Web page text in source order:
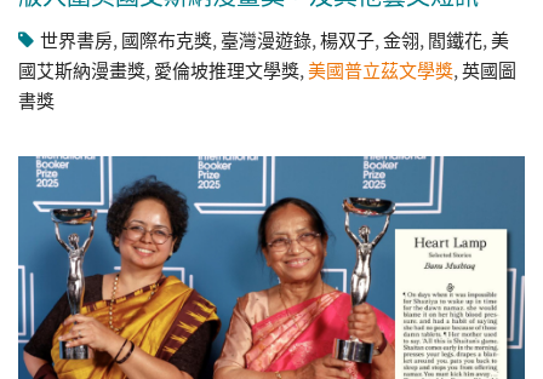
世界書房, 國際布克獎, 臺灣漫遊錄,楊双子,金翎, 閻鐵花,美
國艾斯納漫畫獎, 愛倫坡推理文學獎,美國普立茲文學獎,英國圖
書獎